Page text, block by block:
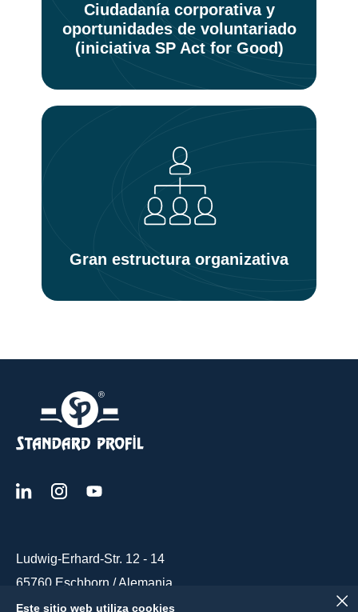
Ciudadanía corporativa y
oportunidades de voluntariado
(iniciativa SP Act for Good)
Gran estructura organizativa
Ludwig-Erhard-Str. 12 - 14
65760 Eschborn / Alemania
info@standardprofil.com
Este sitio web utiliza cookies